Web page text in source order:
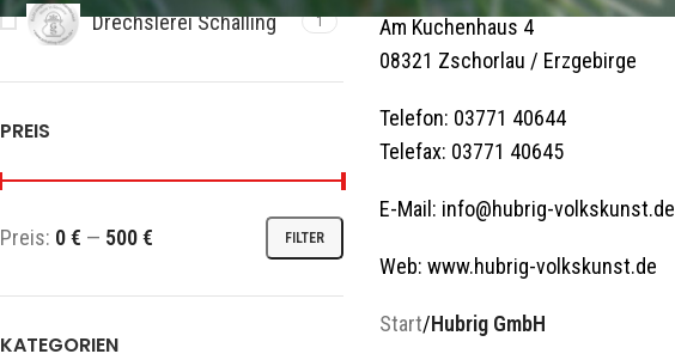
Drechslerei Schalling 1
PREIS
FILTER
Preis: 0 € — 500 €
KATEGORIEN
Am Kuchenhaus 4
08321 Zschorlau / Erzgebirge
Telefon: 03771 40644
Telefax: 03771 40645
E-Mail: info@hubrig-volkskunst.de
Web: www.hubrig-volkskunst.de
Start/Hubrig GmbH